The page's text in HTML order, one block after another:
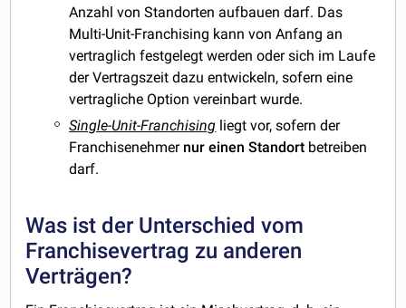
Anzahl von Standorten aufbauen darf. Das
Multi-Unit-Franchising kann von Anfang an
vertraglich festgelegt werden oder sich im Laufe
der Vertragszeit dazu entwickeln, sofern eine
vertragliche Option vereinbart wurde.
Single-Unit-Franchising liegt vor, sofern der
Franchisenehmer nur einen Standort betreiben
darf.
Was ist der Unterschied vom
Franchisevertrag zu anderen
Verträgen?